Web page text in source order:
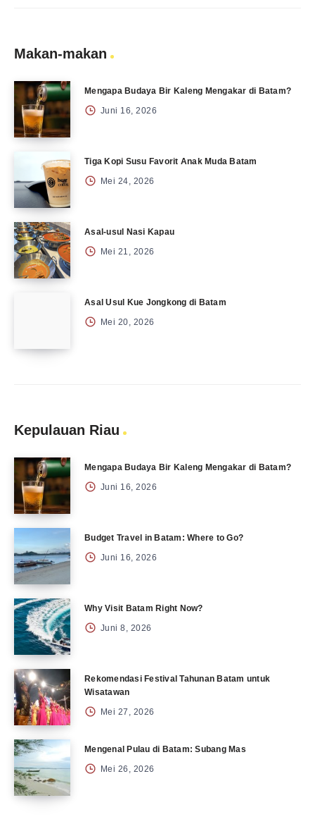
Makan-makan
Mengapa Budaya Bir Kaleng Mengakar di Batam?
Juni 16, 2026
Tiga Kopi Susu Favorit Anak Muda Batam
Mei 24, 2026
Asal-usul Nasi Kapau
Mei 21, 2026
Asal Usul Kue Jongkong di Batam
Mei 20, 2026
Kepulauan Riau
Mengapa Budaya Bir Kaleng Mengakar di Batam?
Juni 16, 2026
Budget Travel in Batam: Where to Go?
Juni 16, 2026
Why Visit Batam Right Now?
Juni 8, 2026
Rekomendasi Festival Tahunan Batam untuk
Wisatawan
Mei 27, 2026
Mengenal Pulau di Batam: Subang Mas
Mei 26, 2026